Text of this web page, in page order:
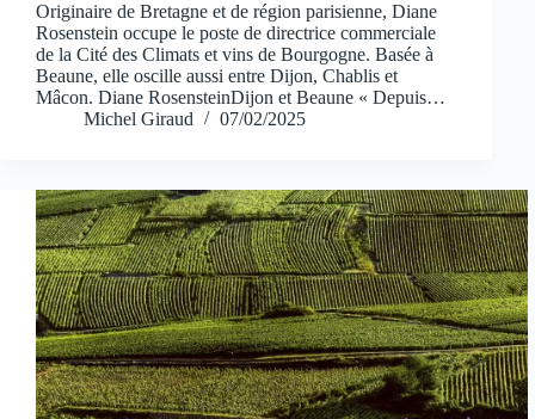
Originaire de Bretagne et de région parisienne, Diane
Rosenstein occupe le poste de directrice commerciale
de la Cité des Climats et vins de Bourgogne. Basée à
Beaune, elle oscille aussi entre Dijon, Chablis et
Mâcon. Diane RosensteinDijon et Beaune « Depuis…
Michel Giraud
07/02/2025